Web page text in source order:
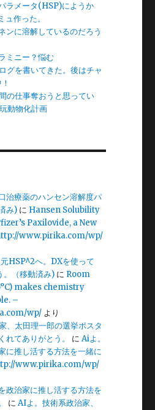
ラメータ(HSP)にようか
作った。
ンに溶解しているのだろう
ミニー？悩む
グを書いてきた。後はチャ
の仕事奪おうと思ってい
動物化計画
治療薬のハンセン溶解度パ
み) に Hansen Solubility
Paxilovide, a New
www.pirika.com/wp/
HSP^2へ。DXを使って
。（移動済み) に Room
makes chemistry
–
wp/ より
、太田理一郎の選挙ポスタ
れてありがとう。
にAiよ。
に推し活する方法を一緒に
www.pirika.com/wp/
政治家に推し活する方法を
にAIよ。技術系政治家、